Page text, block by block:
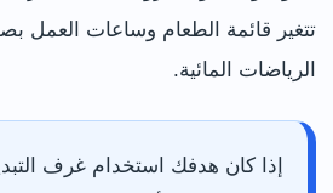
تتغير قائمة الطعام وساعات العمل
الرياضات المائية.
إذا كان هدفك استخدام غرف